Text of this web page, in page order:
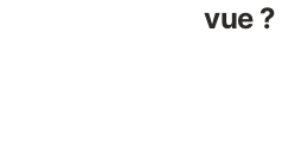
vue ?